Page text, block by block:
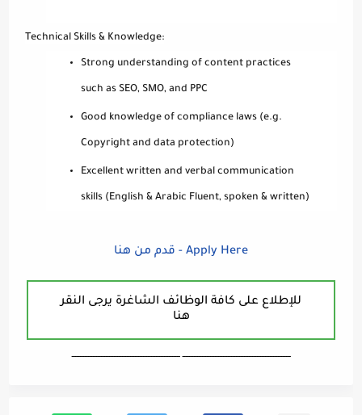
Technical Skills & Knowledge:
Strong understanding of content practices
such as SEO, SMO, and PPC
Good knowledge of compliance laws (e.g.
Copyright and data protection)
Excellent written and verbal communication
skills (English & Arabic Fluent, spoken & written)
Apply Here - قدم من هنا
للإطلاع على كافة الوظائف الشاغرة يرجى النقر
هنا
ـــــــــــــــــــــــــــــــــــــــــــــــــــــــــــــــــــ ـــــــــــــــــــــــــــــــــــــــــــــــــــــــــــــــــــ